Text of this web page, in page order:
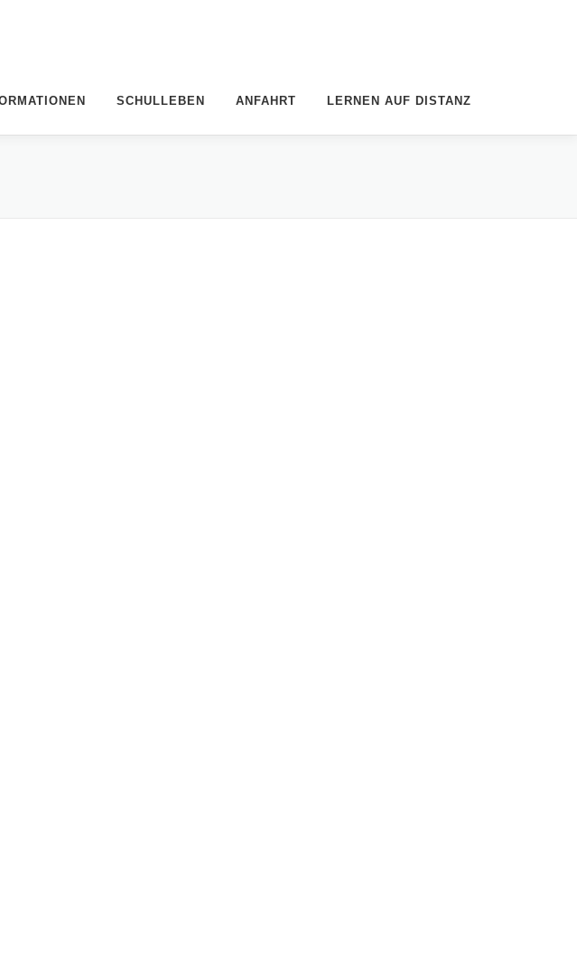
SCHULLEBEN ANFAHRT LERNEN AUF DISTANZ